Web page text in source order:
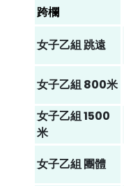
跨欄
女子乙組 跳遠
女子乙組 800米
女子乙組 1500
米
女子乙組 團體